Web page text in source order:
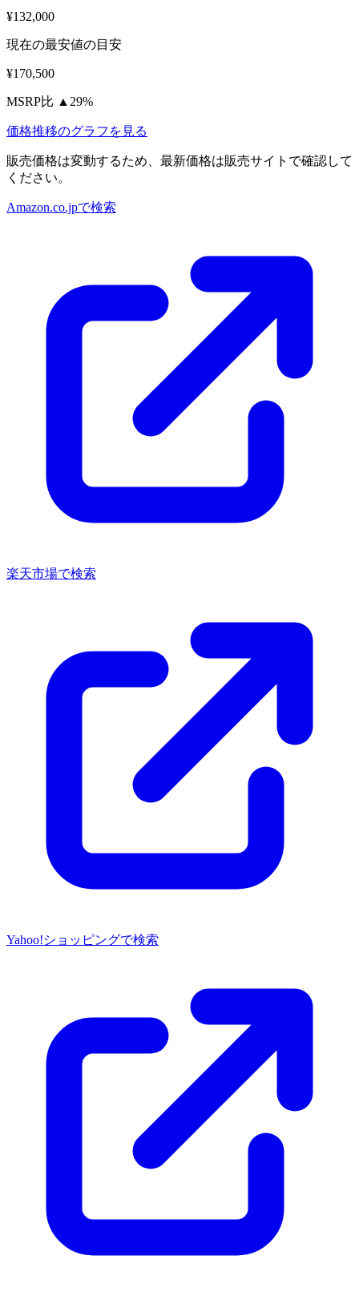
¥132,000
現在の最安値の目安
¥170,500
MSRP比 ▲29%
価格推移のグラフを見る
販売価格は変動するため、最新価格は販売サイトで確認して
ください。
Amazon.co.jpで検索
楽天市場で検索
Yahoo!ショッピングで検索